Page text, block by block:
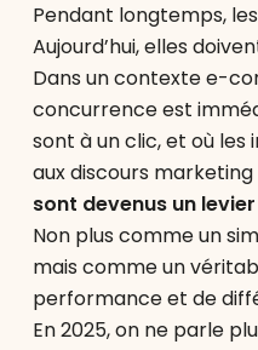
Pendant longtemps,
Aujourd’hui, elles
Dans un contexte e-
concurrence est
sont à un clic, et où
aux discours
sont devenus un
Non plus comme un
mais comme un
performance et de
En 2025, on ne parle